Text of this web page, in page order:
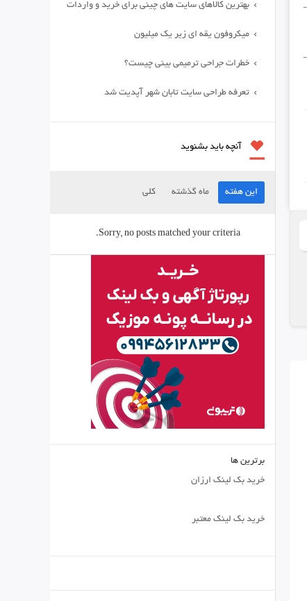
بهترین کالاهای سایت های چینی برای خرید و واردات
میکروفون یقه ای زیر یک میلیون
خطرات جراحی ترمیمی بینی چیست؟
تعرفه طراحی سایت تابان شهر آپدیت شد
آنچه باید بشنوید
این هفته ماه گذشته کلی
Sorry, no posts matched your criteria.
برترین ها
خرید بک لینک ارزان
خرید بک لینک معتبر